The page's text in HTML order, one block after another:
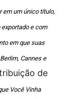
em um único título,
e com
em que suas
Cannes e
de
Você Vinha